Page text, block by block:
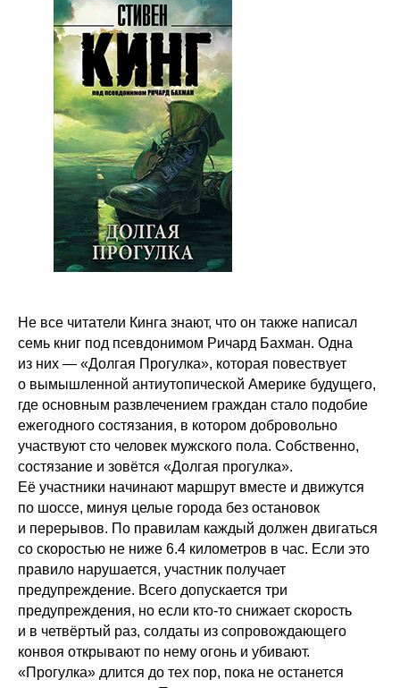
Не все читатели Кинга знают, что он также написал
семь книг под псевдонимом Ричард Бахман. Одна
из них — «Долгая Прогулка», которая повествует
о вымышленной антиутопической Америке будущего,
где основным развлечением граждан стало подобие
ежегодного состязания, в котором добровольно
участвуют сто человек мужского пола. Собственно,
состязание и зовётся «Долгая прогулка».
Её участники начинают маршрут вместе и движутся
по шоссе, минуя целые города без остановок
и перерывов. По правилам каждый должен двигаться
со скоростью не ниже 6.4 километров в час. Если это
правило нарушается, участник получает
предупреждение. Всего допускается три
предупреждения, но если кто-то снижает скорость
и в четвёртый раз, солдаты из сопровождающего
конвоя открывают по нему огонь и убивают.
«Прогулка» длится до тех пор, пока не останется